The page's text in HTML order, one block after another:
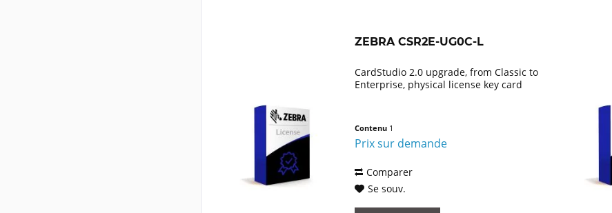
ZEBRA CSR2E-UG0C-L
CardStudio 2.0 upgrade, from Classic to
Enterprise, physical license key card
Contenu 1
Prix sur demande
Comparer
Se souv.